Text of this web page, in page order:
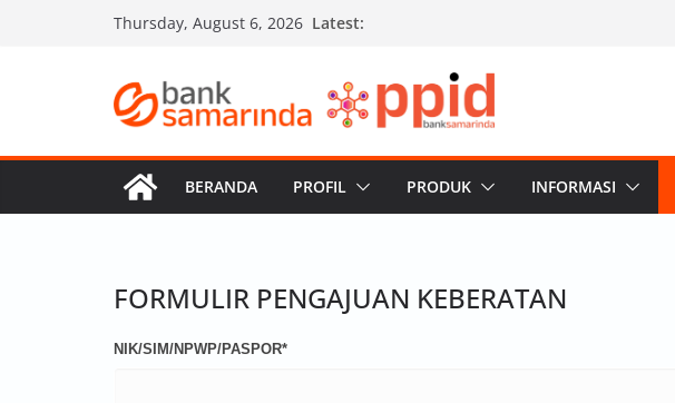
Thursday, August 6, 2026 Latest:
BERANDA PROFIL PRODUK INFORMASI
FORMULIR PENGAJUAN KEBERATAN
NIK/SIM/NPWP/PASPOR*